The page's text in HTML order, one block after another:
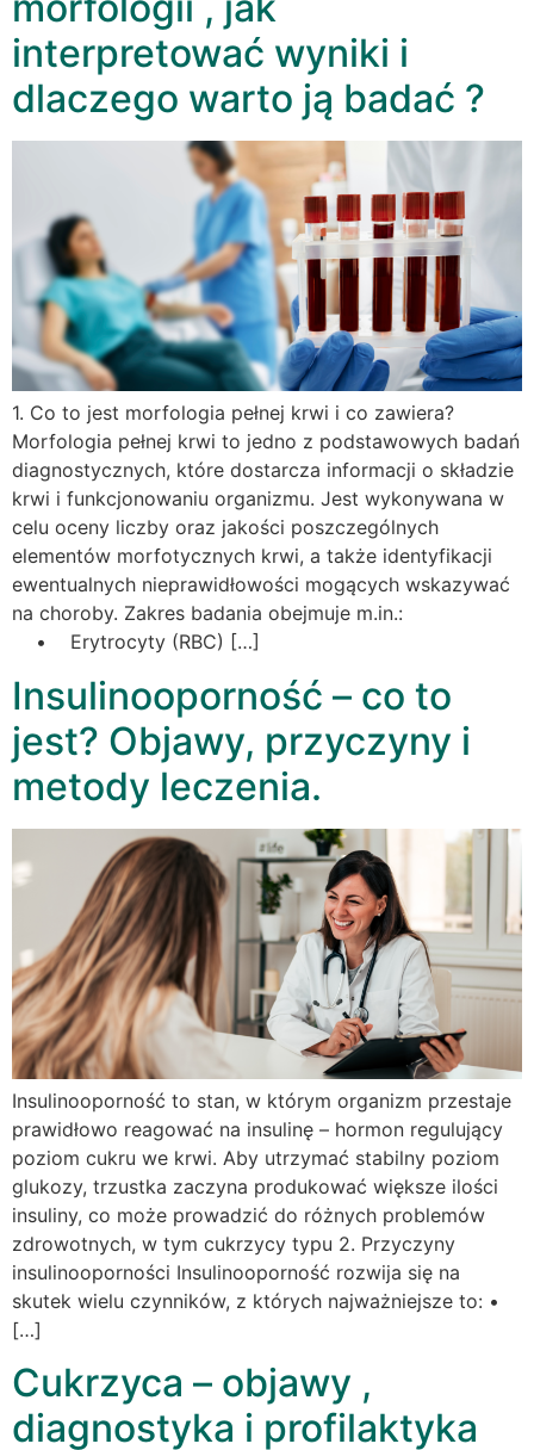
interpretować wyniki i
dlaczego warto ją badać ?
1. Co to jest morfologia pełnej krwi i co zawiera?
Morfologia pełnej krwi to jedno z podstawowych badań
diagnostycznych, które dostarcza informacji o składzie
krwi i funkcjonowaniu organizmu. Jest wykonywana w
celu oceny liczby oraz jakości poszczególnych
elementów morfotycznych krwi, a także identyfikacji
ewentualnych nieprawidłowości mogących wskazywać
na choroby. Zakres badania obejmuje m.in.:
• Erytrocyty (RBC) […]
Insulinooporność – co to
jest? Objawy, przyczyny i
metody leczenia.
Insulinooporność to stan, w którym organizm przestaje
prawidłowo reagować na insulinę – hormon regulujący
poziom cukru we krwi. Aby utrzymać stabilny poziom
glukozy, trzustka zaczyna produkować większe ilości
insuliny, co może prowadzić do różnych problemów
zdrowotnych, w tym cukrzycy typu 2. Przyczyny
insulinooporności Insulinooporność rozwija się na
skutek wielu czynników, z których najważniejsze to: •
[…]
Cukrzyca – objawy ,
diagnostyka i profilaktyka